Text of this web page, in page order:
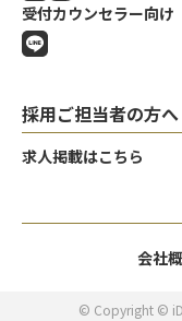
受付カウンセラー向け
採用ご担当者の方へ
求人掲載はこちら
会社
© Copyright ©